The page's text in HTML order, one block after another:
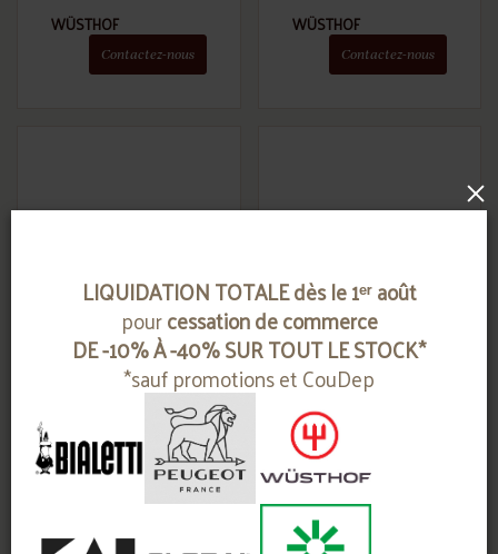
WÜSTHOF
Contactez-nous
WÜSTHOF
Contactez-nous
couteau à désosser
Contactez-nous
couteau à désosser
14 cm
WÜSTHOF
×
LIQUIDATION TOTALE dès le 1ᵉʳ août
pourcessation de commerce
DE -10% À -40% SUR TOUT LE STOCK*
*sauf promotions et CouDep